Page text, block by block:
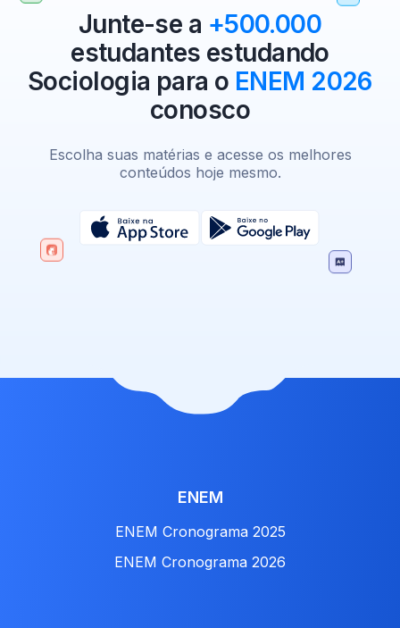
Junte-se a +500.000
estudantes estudando
Sociologia para o ENEM 2026
conosco
Escolha suas matérias e acesse os melhores
conteúdos hoje mesmo.
ENEM
ENEM Cronograma 2025
ENEM Cronograma 2026